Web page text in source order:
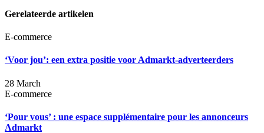
Gerelateerde artikelen
E-commerce
‘Voor jou’: een extra positie voor Admarkt-adverteerders
28 March
E-commerce
‘Pour vous’ : une espace supplémentaire pour les annonceurs
Admarkt